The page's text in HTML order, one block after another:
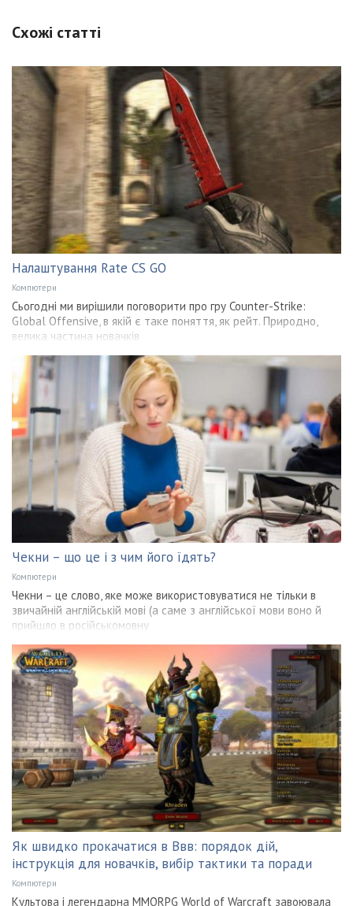
Схожі статті
Налаштування Rate CS GO
Компютери
Сьогодні ми вирішили поговорити про гру Counter-Strike:
Global Offensive, в якій є таке поняття, як рейт. Природно,
велика частина новачків
Чекни – що це і з чим його їдять?
Компютери
Чекни – це слово, яке може використовуватися не тільки в
звичайній англійській мові (а саме з англійської мови воно й
прийшло в російськомовну
Як швидко прокачатися в Ввв: порядок дій,
інструкція для новачків, вибір тактики та поради
Компютери
Культова і легендарна MMORPG World of Warcraft завоювала